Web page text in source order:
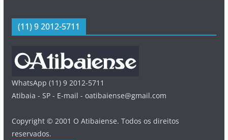
(11) 9 2012-5711
WhatsApp (11) 9 2012-5711
Atibaia - SP - E-mail - oatibaiense@gmail.com
Copyright © 2001 O Atibaiense. Todos os direitos
reservados.